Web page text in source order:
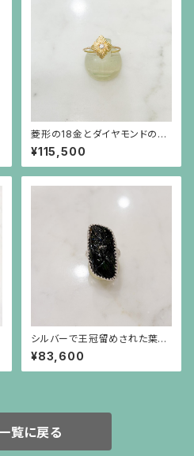
菱形の18金とダイヤモンドの華
奢なリング（大）
¥115,500
シルバーで王冠留めされた葉模
様の彫りのトルマリン（17.45c
t）のリング
¥83,600
覧に戻る